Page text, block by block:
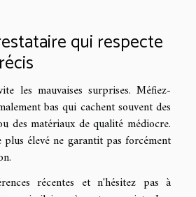
qui respecte
les mauvaises surprises. Méfiez-
bas qui cachent souvent des
des matériaux de qualité médiocre.
élevé ne garantit pas forcément
récentes et n'hésitez pas à